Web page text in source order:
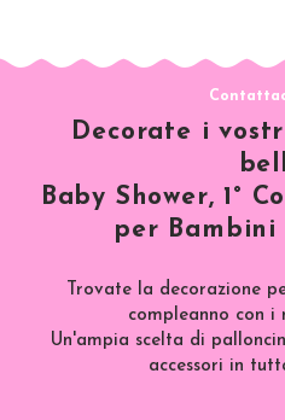
Decorate i
Baby Shower, 1°
per
Trovate la decorazione
compleanno con i
Un'ampia scelta di
accessori in